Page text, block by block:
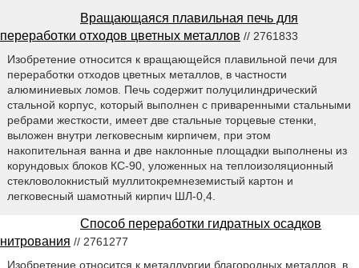
Вращающаяся плавильная печь для
переработки отходов цветных металлов // 2761833
Изобретение относится к вращающейся плавильной печи для
переработки отходов цветных металлов, в частности
алюминиевых ломов. Печь содержит полуцилиндрический
стальной корпус, который выполнен с приваренными стальными
ребрами жесткости, имеет две стальные торцевые стенки,
выложен внутри легковесным кирпичем, при этом
накопительная ванна и две наклонные площадки выполнены из
корундовых блоков КС-90, уложенных на теплоизоляционный
стекловолокнистый муллитокремнеземистый картон и
легковесный шамотный кирпич ШЛ-0,4.
Способ переработки гидратных осадков
нитрования // 2761277
Изобретение относится к металлургии благородных металлов, в